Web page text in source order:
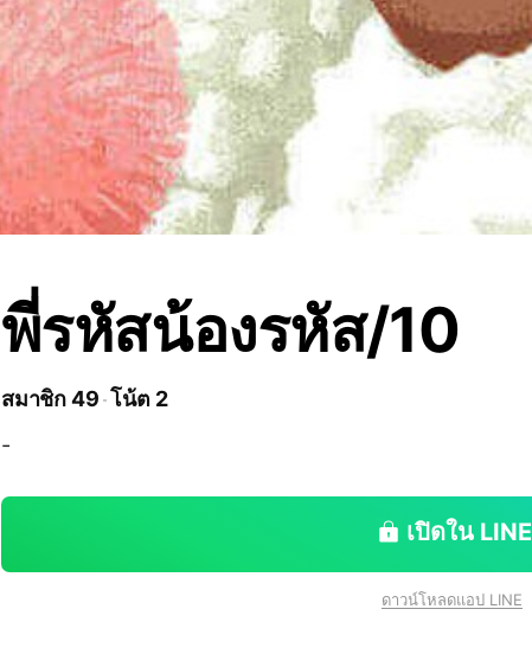
พี่รหัสน้องรหัส/10
สมาชิก 49 โน้ต 2
-
เปิดใน LINE
ดาวน์โหลดแอป LINE